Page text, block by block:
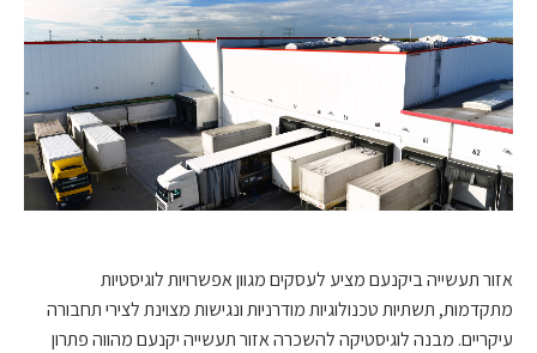
אזור תעשייה ביקנעם מציע לעסקים מגוון אפשרויות לוגיסטיות
מתקדמות, תשתיות טכנולוגיות מודרניות ונגישות מצוינת לצירי תחבורה
עיקריים. מבנה לוגיסטיקה להשכרה אזור תעשייה יקנעם מהווה פתרון